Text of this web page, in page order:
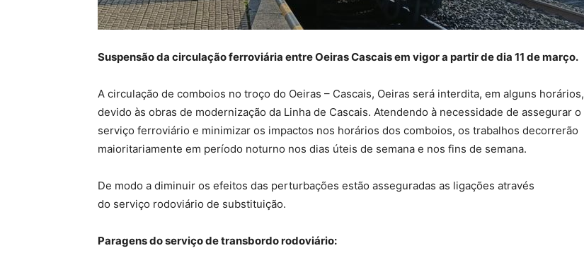
Suspensão da circulação ferroviária entre Oeiras Cascais em vigor a partir de dia 11 de março.
A circulação de comboios no troço do Oeiras – Cascais, Oeiras será interdita, em alguns horários,
devido às obras de modernização da Linha de Cascais. Atendendo à necessidade de assegurar o
serviço ferroviário e minimizar os impactos nos horários dos comboios, os trabalhos decorrerão
maioritariamente em período noturno nos dias úteis de semana e nos fins de semana.
De modo a diminuir os efeitos das perturbações estão asseguradas as ligações através
do serviço rodoviário de substituição.
Paragens do serviço de transbordo rodoviário: